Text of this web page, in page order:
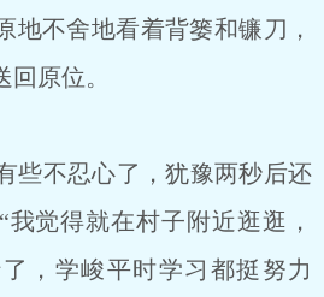
地不舍地看着背篓和镰刀，
原位。
些不忍心了，犹豫两秒后还
觉得就在村子附近逛逛，
，学峻平时学习都挺努力